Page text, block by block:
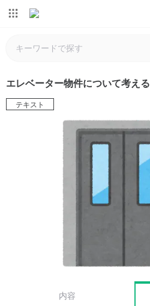
エレベーター物件について考える
テキスト
内容